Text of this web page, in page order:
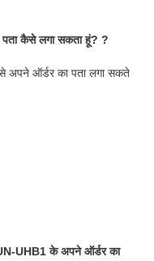
कैसे लगा सकता हूं? ?
अपने ऑर्डर का पता लगा सकते
UHB1 के अपने ऑर्डर का